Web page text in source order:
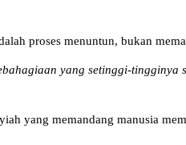
proses menuntun, bukan
yang setinggi-tingginya
yang memandang manusia